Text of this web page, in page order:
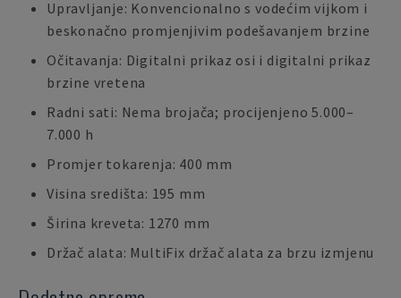
Upravljanje: Konvencionalno s vodećim vijkom i
beskonačno promjenjivim podešavanjem brzine
Očitavanja: Digitalni prikaz osi i digitalni prikaz
brzine vretena
Radni sati: Nema brojača; procijenjeno 5.000–
7.000 h
Promjer tokarenja: 400 mm
Visina središta: 195 mm
Širina kreveta: 1270 mm
Držač alata: MultiFix držač alata za brzu izmjenu